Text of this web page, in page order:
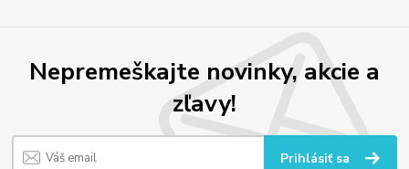
Nepremeškajte novinky, akcie a
zľavy!
Prihlásiť sa